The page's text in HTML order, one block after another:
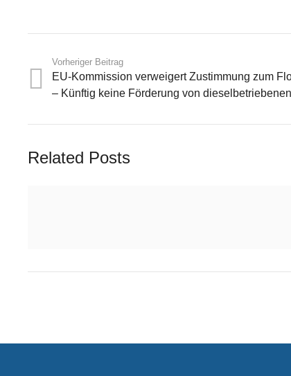
Vorheriger Beitrag
EU-Kommission verweigert Zustimmung zum
– Künftig keine Förderung von
Related Posts